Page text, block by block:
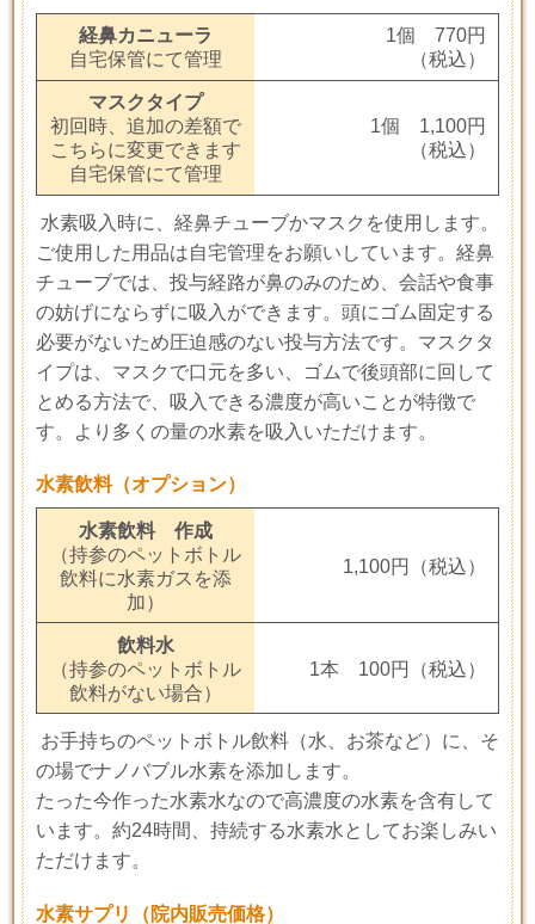
経鼻カニューラ
自宅保管にて管理
1個 770円
（税込）
マスクタイプ
初回時、追加の差額で
こちらに変更できます
自宅保管にて管理
1個 1,100円
（税込）
水素吸入時に、経鼻チューブかマスクを使用します。
ご使用した用品は自宅管理をお願いしています。経鼻
チューブでは、投与経路が鼻のみのため、会話や食事
の妨げにならずに吸入ができます。頭にゴム固定する
必要がないため圧迫感のない投与方法です。 マスクタ
イプは、マスクで口元を多い、ゴムで後頭部に回して
とめる方法で、吸入できる濃度が高いことが特徴で
す。より多くの量の水素を吸入いただけます。
水素飲料（オプション）
水素飲料 作成
（持参のペットボトル
飲料に水素ガスを添
加）
1,100円（税込）
飲料水
（持参のペットボトル
飲料がない場合）
1本 100円（税込）
お手持ちのペットボトル飲料（水、お茶など）に、そ
の場でナノバブル水素を添加します。
たった今作った水素水なので高濃度の水素を含有して
います。約24時間、持続する水素水としてお楽しみい
ただけます。
水素サプリ（院内販売価格）